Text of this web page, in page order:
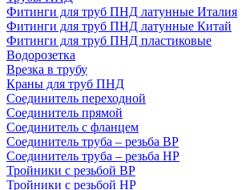
Фитинги для труб ПНД латунные Италия
Фитинги для труб ПНД латунные Китай
Фитинги для труб ПНД пластиковые
Водорозетка
Врезка в трубу
Краны для труб ПНД
Соединитель переходной
Соединитель прямой
Соединитель с фланцем
Соединитель труба – резьба ВР
Соединитель труба – резьба НР
Тройники с резьбой ВР
Тройники с резьбой НР